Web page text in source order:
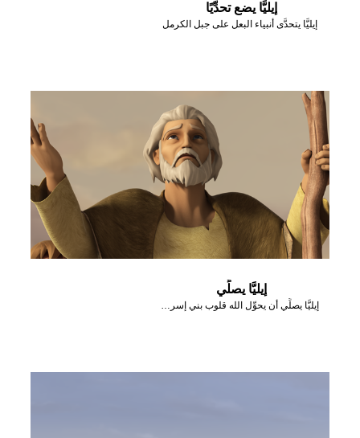
إيليَّا يضع تحدِّيًا
إيليَّا يتحدَّى أنبياء البعل على جبل الكرمل
إيليَّا يصلِّي
إيليَّا يصلِّي أن يحوِّل الله قلوب بني إسرائيل